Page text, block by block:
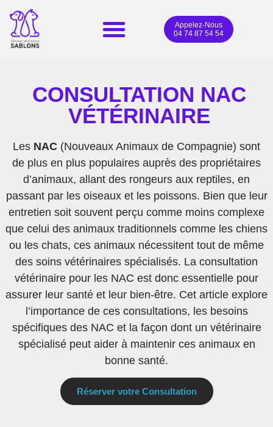
Appelez-Nous
04 74 87 54 54
CONSULTATION NAC
VÉTÉRINAIRE
Les NAC (Nouveaux Animaux de Compagnie) sont
de plus en plus populaires auprès des propriétaires
d’animaux, allant des rongeurs aux reptiles, en
passant par les oiseaux et les poissons. Bien que leur
entretien soit souvent perçu comme moins complexe
que celui des animaux traditionnels comme les chiens
ou les chats, ces animaux nécessitent tout de même
des soins vétérinaires spécialisés. La consultation
vétérinaire pour les NAC est donc essentielle pour
assurer leur santé et leur bien-être. Cet article explore
l’importance de ces consultations, les besoins
spécifiques des NAC et la façon dont un vétérinaire
spécialisé peut aider à maintenir ces animaux en
bonne santé.
Réserver votre Consultation